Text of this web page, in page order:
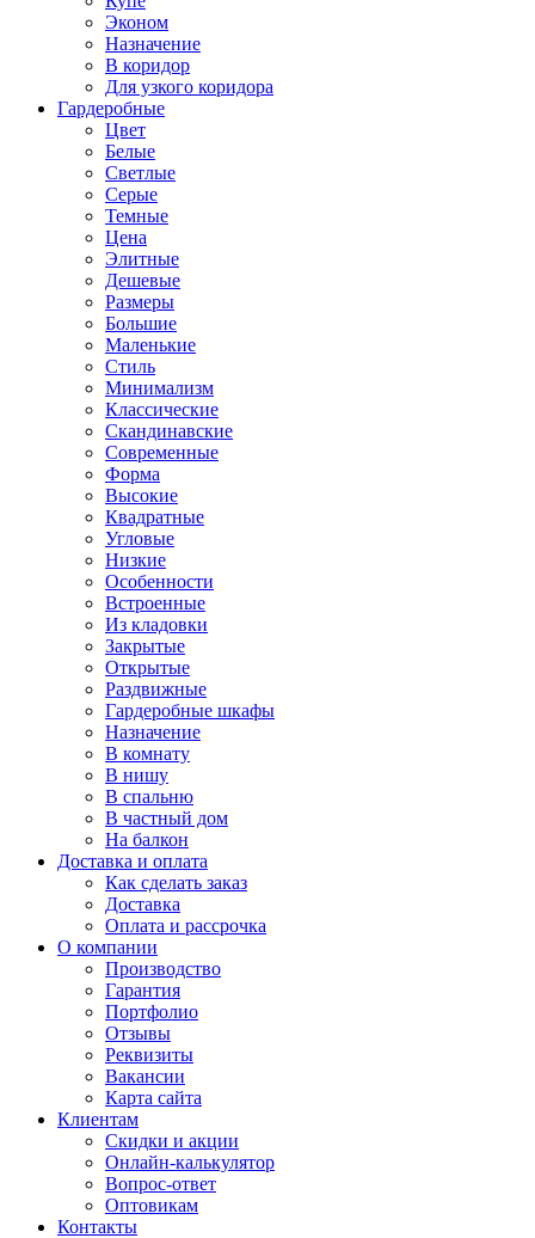
Эконом
Назначение
В коридор
Для узкого коридора
Гардеробные
Цвет
Белые
Светлые
Серые
Темные
Цена
Элитные
Дешевые
Размеры
Большие
Маленькие
Стиль
Минимализм
Классические
Скандинавские
Современные
Форма
Высокие
Квадратные
Угловые
Низкие
Особенности
Встроенные
Из кладовки
Закрытые
Открытые
Раздвижные
Гардеробные шкафы
Назначение
В комнату
В нишу
В спальню
В частный дом
На балкон
Доставка и оплата
Как сделать заказ
Доставка
Оплата и рассрочка
О компании
Производство
Гарантия
Портфолио
Отзывы
Реквизиты
Вакансии
Карта сайта
Клиентам
Скидки и акции
Онлайн-калькулятор
Вопрос-ответ
Оптовикам
Контакты